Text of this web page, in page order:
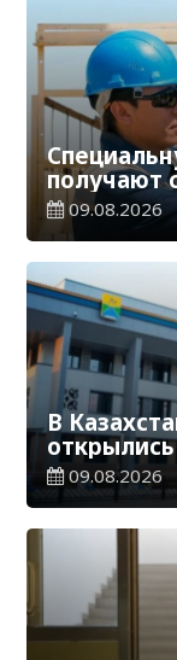
получают
условиях
09.08.2026
В
09.08.2026